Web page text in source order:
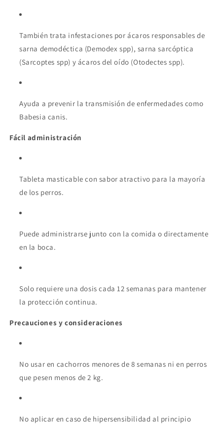
También trata infestaciones por ácaros responsables de
sarna demodéctica (Demodex spp), sarna sarcóptica
(Sarcoptes spp) y ácaros del oído (Otodectes spp).
Ayuda a prevenir la transmisión de enfermedades como
Babesia canis.
Fácil administración
Tableta masticable con sabor atractivo para la mayoría
de los perros.
Puede administrarse junto con la comida o directamente
en la boca.
Solo requiere una dosis cada 12 semanas para mantener
la protección continua.
Precauciones y consideraciones
No usar en cachorros menores de 8 semanas ni en perros
que pesen menos de 2 kg.
No aplicar en caso de hipersensibilidad al principio